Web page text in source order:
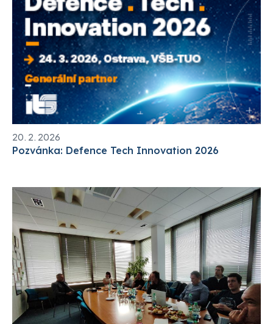
20. 2. 2026
Pozvánka: Defence Tech Innovation 2026